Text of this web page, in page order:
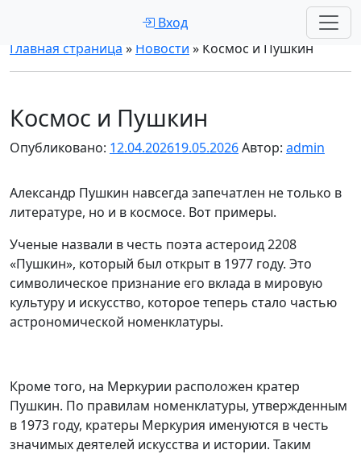
Вход
Главная страница » Новости » Космос и Пушкин
Космос и Пушкин
Опубликовано: 12.04.202619.05.2026Автор: admin
Александр Пушкин навсегда запечатлен не только в
литературе, но и в космосе. Вот примеры.
Ученые назвали в честь поэта астероид 2208
«Пушкин», который был открыт в 1977 году. Это
символическое признание его вклада в мировую
культуру и искусство, которое теперь стало частью
астрономической номенклатуры.
Кроме того, на Меркурии расположен кратер
Пушкин. По правилам номенклатуры, утвержденным
в 1973 году, кратеры Меркурия именуются в честь
значимых деятелей искусства и истории. Таким